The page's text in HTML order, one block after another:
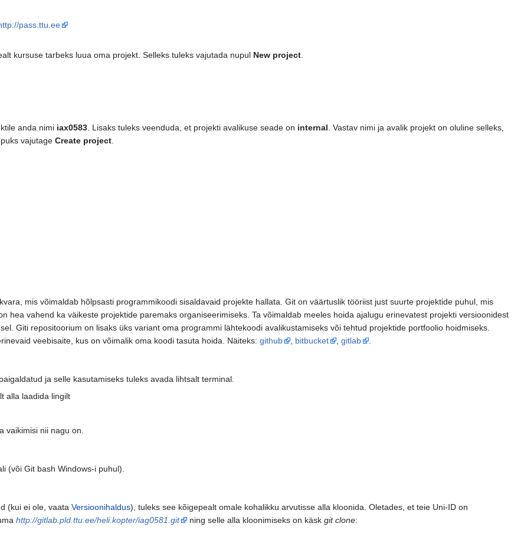
pass.ttu.ee
kursuse tarbeks luua oma projekt. Selleks tuleks vajutada nupul New project
anda nimi iax0583 . Lisaks tuleks veenduda, et projekti avalikuse seade on internal . Vastav nimi ja avalik projekt on oluline selleks,
vajutage Create project
mis võimaldab hõlpsasti programmikoodi sisaldavaid projekte hallata. Git on väärtuslik tööriist just suurte projektide puhul, mis
hea vahend ka väikeste projektide paremaks organiseerimiseks. Ta võimaldab meeles hoida ajalugu erinevatest projekti versioonidest
Giti repositoorium on lisaks üks variant oma programmi lähtekoodi avalikustamiseks või tehtud projektide portfoolio hoidmiseks.
veebisaite, kus on võimalik oma koodi tasuta hoida. Näiteks: github bitbucket gitlab
ja selle kasutamiseks tuleks avada lihtsalt terminal.
alla laadida lingilt
vaikimisi nii nagu on.
(või Git bash Windows-i puhul).
(kui ei ole, vaata Versioonihaldus), tuleks see kõigepealt omale kohalikku arvutisse alla kloonida. Oletades, et teie Uni-ID on
http://gitlab.pld.ttu.ee/heli.kopter/iag0581.git ning selle alla kloonimiseks on käsk git clone: